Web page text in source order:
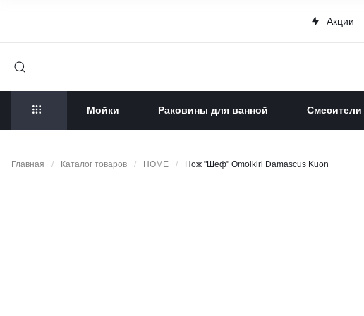
Акции
Мойки Раковины для ванной Смесители
Главная / Каталог товаров / HOME / Нож "Шеф" Omoikiri Damascus Kuon